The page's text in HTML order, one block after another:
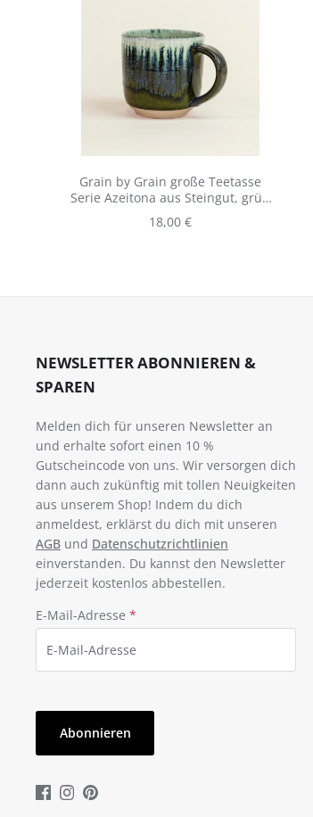
Grain by Grain große Teetasse
Serie Azeitona aus Steingut, grün
Regulärer Preis:
18,00 €
NEWSLETTER ABONNIEREN &
SPAREN
Melden dich für unseren Newsletter an
und erhalte sofort einen 10 %
Gutscheincode von uns. Wir versorgen dich
dann auch zukünftig mit tollen Neuigkeiten
aus unserem Shop! Indem du dich
anmeldest, erklärst du dich mit unseren
AGB und Datenschutzrichtlinien
einverstanden. Du kannst den Newsletter
jederzeit kostenlos abbestellen.
E-Mail-Adresse *
Abonnieren